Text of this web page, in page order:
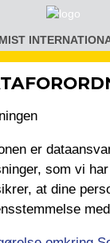
er
som vi
at dine